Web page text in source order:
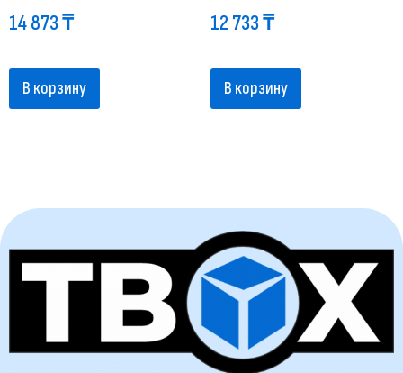
14 873₸
В корзину
12 733₸
В корзину